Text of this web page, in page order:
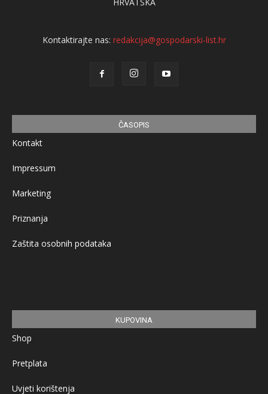
HRVATSKA
Kontaktirajte nas: redakcija@gospodarski-list.hr
ČASOPIS
Kontakt
Impressum
Marketing
Priznanja
Zaštita osobnih podataka
KUPOVINA
Shop
Pretplata
Uvjeti korištenja